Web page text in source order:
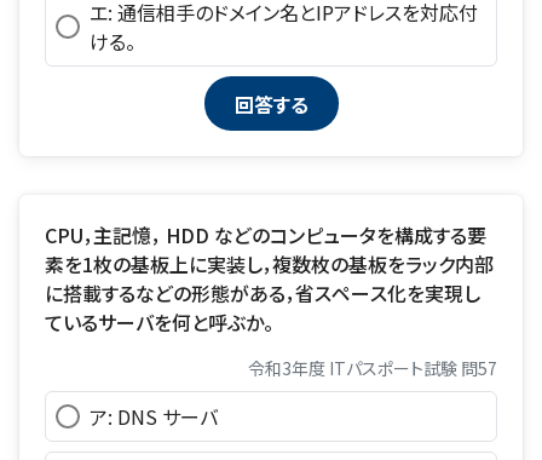
エ: 通信相手のドメイン名とIPアドレスを対応付
ける。
CPU，主記憶， HDD などのコンピュータを構成する要
素を1枚の基板上に実装し，複数枚の基板をラック内部
に搭載するなどの形態がある，省スペース化を実現し
ているサーバを何と呼ぶか。
令和3年度 ITパスポート試験 問57
ア: DNS サーバ